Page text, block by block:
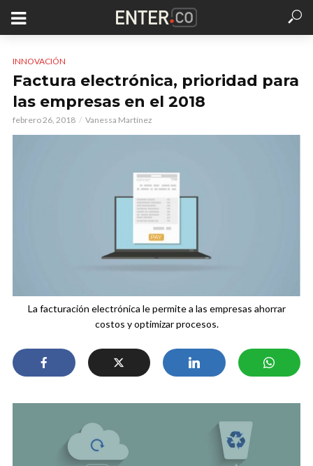
INNOVACIÓN
Factura electrónica, prioridad para
las empresas en el 2018
febrero 26, 2018 Vanessa Martínez
La facturación electrónica le permite a las empresas ahorrar
costos y optimizar procesos.